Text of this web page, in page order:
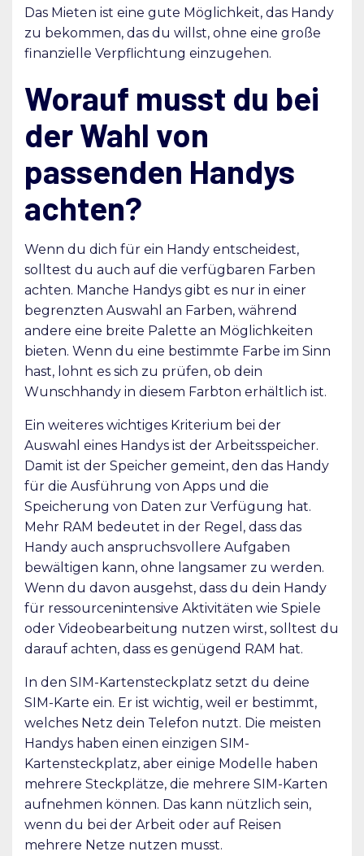
Das Mieten ist eine gute Möglichkeit, das Handy
zu bekommen, das du willst, ohne eine große
finanzielle Verpflichtung einzugehen.
Worauf musst du bei
der Wahl von
passenden Handys
achten?
Wenn du dich für ein Handy entscheidest,
solltest du auch auf die verfügbaren Farben
achten. Manche Handys gibt es nur in einer
begrenzten Auswahl an Farben, während
andere eine breite Palette an Möglichkeiten
bieten. Wenn du eine bestimmte Farbe im Sinn
hast, lohnt es sich zu prüfen, ob dein
Wunschhandy in diesem Farbton erhältlich ist.
Ein weiteres wichtiges Kriterium bei der
Auswahl eines Handys ist der Arbeitsspeicher.
Damit ist der Speicher gemeint, den das Handy
für die Ausführung von Apps und die
Speicherung von Daten zur Verfügung hat.
Mehr RAM bedeutet in der Regel, dass das
Handy auch anspruchsvollere Aufgaben
bewältigen kann, ohne langsamer zu werden.
Wenn du davon ausgehst, dass du dein Handy
für ressourcenintensive Aktivitäten wie Spiele
oder Videobearbeitung nutzen wirst, solltest du
darauf achten, dass es genügend RAM hat.
In den SIM-Kartensteckplatz setzt du deine
SIM-Karte ein. Er ist wichtig, weil er bestimmt,
welches Netz dein Telefon nutzt. Die meisten
Handys haben einen einzigen SIM-
Kartensteckplatz, aber einige Modelle haben
mehrere Steckplätze, die mehrere SIM-Karten
aufnehmen können. Das kann nützlich sein,
wenn du bei der Arbeit oder auf Reisen
mehrere Netze nutzen musst.